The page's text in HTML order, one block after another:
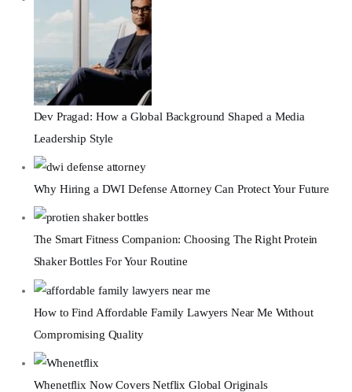
Dev Pragad: How a Global Background Shaped a Media
Leadership Style
Why Hiring a DWI Defense Attorney Can Protect Your Future
The Smart Fitness Companion: Choosing The Right Protein
Shaker Bottles For Your Routine
How to Find Affordable Family Lawyers Near Me Without
Compromising Quality
Whenetflix Now Covers Netflix Global Originals